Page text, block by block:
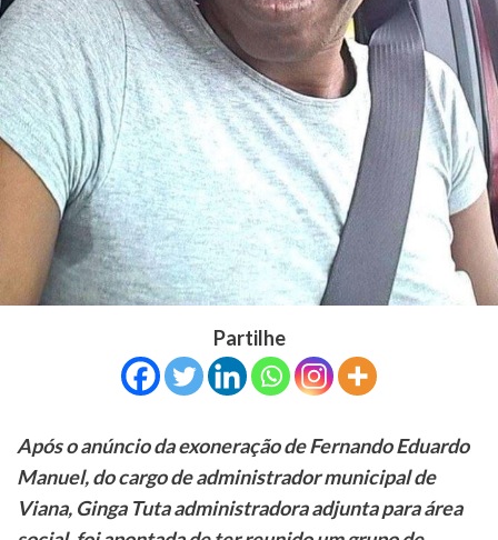
Partilhe
Após o anúncio da exoneração de Fernando Eduardo
Manuel, do cargo de administrador municipal de
Viana, Ginga Tuta administradora adjunta para área